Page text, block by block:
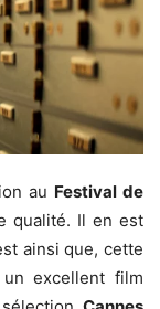
au Festival de
qualité. Il en est
ainsi que, cette
excellent film